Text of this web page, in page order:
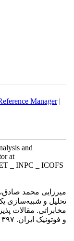
Reference Manager
and
at
_ INPC _ ICOFS
میرزایی محمد
تحلیل و شبیه‌سازی
مخابراتی. مقالات
و فوتونیک ایران. ۱۳۹۷; ۲۵